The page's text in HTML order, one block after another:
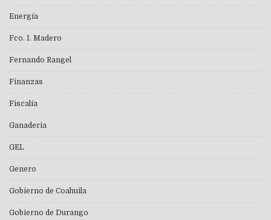
Energía
Fco. I. Madero
Fernando Rangel
Finanzas
Fiscalía
Ganaderia
GEL
Genero
Gobierno de Coahuila
Gobierno de Durango